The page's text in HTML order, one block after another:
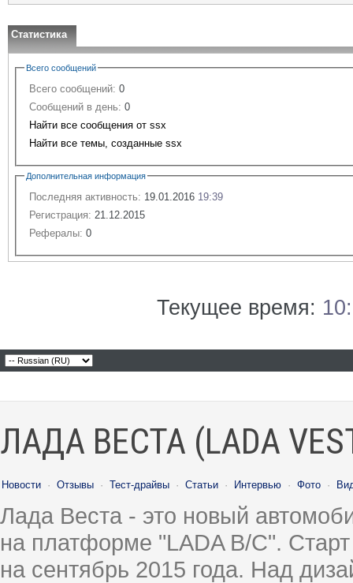
Статистика
Всего сообщений
Всего сообщений: 0
Сообщений в день: 0
Найти все сообщения от ssx
Найти все темы, созданные ssx
Дополнительная информация
Последняя активность: 19.01.2016 19:39
Регистрация: 21.12.2015
Рефералы: 0
Текущее время:
ЛАДА ВЕСТА (LADA
Новости · Отзывы · Тест-драйвы · Статьи · Интервью · Фото ·
Лада Веста - это новый
на платформе "LADA B/C".
на сентябрь 2015 года. Над